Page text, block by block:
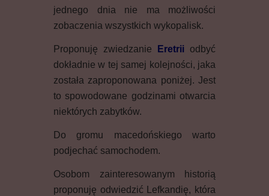
jednego dnia nie ma możliwości
zobaczenia wszystkich wykopalisk.
Proponuję zwiedzanie Eretrii odbyć
dokładnie w tej samej kolejności, jaka
została zaproponowana poniżej. Jest
to spowodowane godzinami otwarcia
niektórych zabytków.
Do gromu macedońskiego warto
podjechać samochodem.
Osobom zainteresowanym historią
proponuję odwiedzić Lefkandię, która